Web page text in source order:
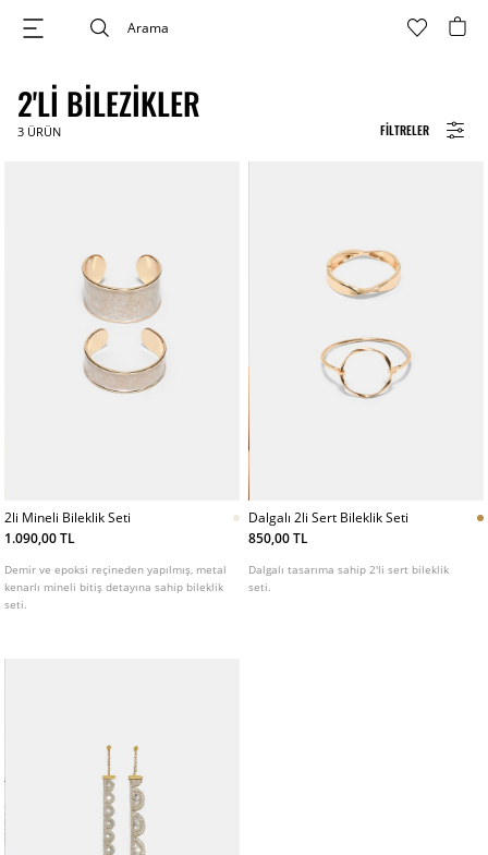
FILTRELER
2'LI BILEZIKLER
3 ÜRÜN
2li Mineli Bileklik Seti
1.090,00 TL
Demir ve epoksi reçineden yapılmış, metal
kenarlı mineli bitiş detayına sahip bileklik
seti.
Dalgalı 2li Sert Bileklik Seti
850,00 TL
Dalgalı tasarıma sahip 2'li sert bileklik
seti.